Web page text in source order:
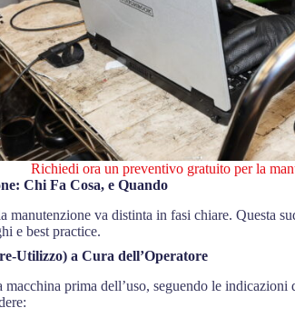
Richiedi ora un preventivo gratuito per la
Chi Fa Cosa, e Quando
manutenzione va distinta in fasi chiare. Questa
e best practice.
Utilizzo) a Cura dell’Operatore
macchina prima dell’uso, seguendo le